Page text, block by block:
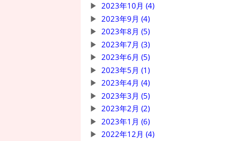
2023年10月 (4)
2023年9月 (4)
2023年8月 (5)
2023年7月 (3)
2023年6月 (5)
2023年5月 (1)
2023年4月 (4)
2023年3月 (5)
2023年2月 (2)
2023年1月 (6)
2022年12月 (4)